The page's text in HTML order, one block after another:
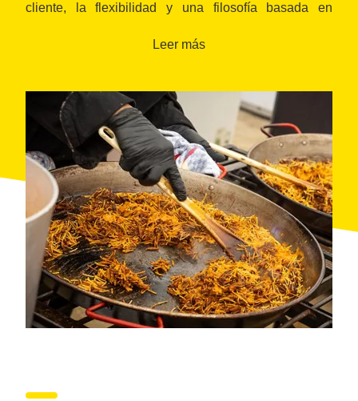
cliente, la flexibilidad y una filosofía basada en
complementa la oferta gastronómica comarcal, y
Leer más